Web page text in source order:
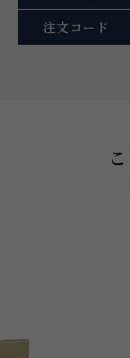
注文コード